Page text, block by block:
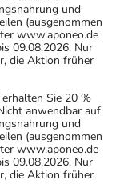
und
(ausgenommen
www.aponeo.de
09.08.2026. Nur
die Aktion früher
Sie 20 %
anwendbar auf
und
(ausgenommen
www.aponeo.de
09.08.2026. Nur
die Aktion früher